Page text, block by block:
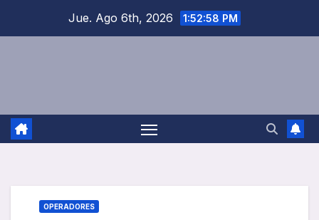
Jue. Ago 6th, 2026 1:52:58 PM
OPERADORES